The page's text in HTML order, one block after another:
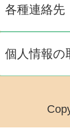
各種連絡先
個人情報の